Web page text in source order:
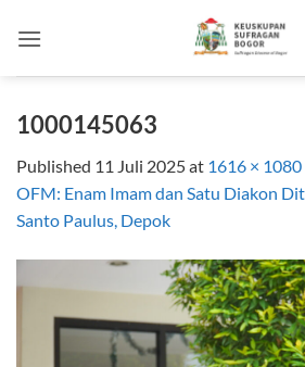
1000145063
Published 11 Juli 2025at 1616 × 1080
OFM: Enam Imam dan Satu Diakon
Santo Paulus, Depok